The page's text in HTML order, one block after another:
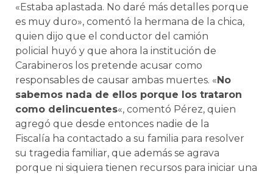
«Estaba aplastada. No daré más detalles porque
es muy duro», comentó la hermana de la chica,
quien dijo que el conductor del camión
policial huyó y que ahora la institución de
Carabineros los pretende acusar como
responsables de causar ambas muertes. «No
sabemos nada de ellos porque los trataron
como delincuentes«, comentó Pérez, quien
agregó que desde entonces nadie de la
Fiscalía ha contactado a su familia para resolver
su tragedia familiar, que además se agrava
porque ni siquiera tienen recursos para iniciar una